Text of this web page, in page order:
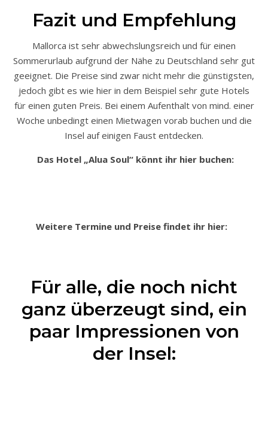
Fazit und Empfehlung
Mallorca ist sehr abwechslungsreich und für einen
Sommerurlaub aufgrund der Nähe zu Deutschland sehr gut
geeignet. Die Preise sind zwar nicht mehr die günstigsten,
jedoch gibt es wie hier in dem Beispiel sehr gute Hotels
für einen guten Preis. Bei einem Aufenthalt von mind. einer
Woche unbedingt einen Mietwagen vorab buchen und die
Insel auf einigen Faust entdecken.
Das Hotel „Alua Soul“ könnt ihr hier buchen:
Weitere Termine und Preise findet ihr hier:
Für alle, die noch nicht
ganz überzeugt sind, ein
paar Impressionen von
der Insel: